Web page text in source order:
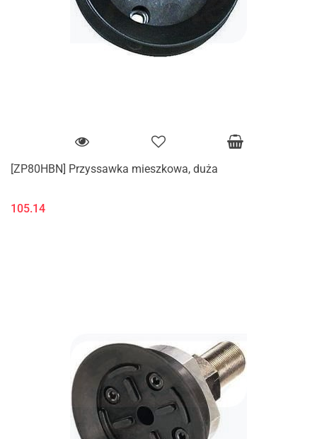
[ZP80HBN] Przyssawka mieszkowa, duża
105.14